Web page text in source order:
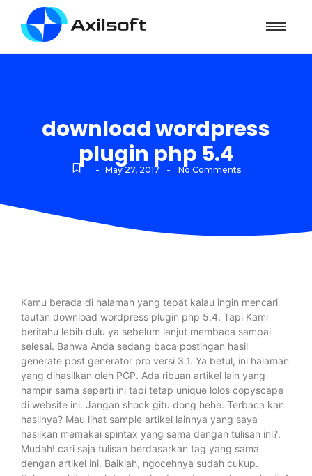
download wordpress
plugin php 5.4
- May 27, 2017 - No Comments
Kamu berada di halaman yang tepat kalau ingin mencari
tautan download wordpress plugin php 5.4. Tapi Kami
beritahu lebih dulu ya sebelum lanjut membaca sampai
selesai. Bahwa Anda sedang baca postingan hasil
generate post generator pro versi 3.1. Ya betul, ini halaman
yang dihasilkan oleh PGP. Ada ribuan artikel lain yang
hampir sama seperti ini tapi tetap unique lolos copyscape
di website ini. Jangan shock gitu dong hehe. Terbaca kan
hasilnya? Mau lihat sample artikel lainnya yang saya
hasilkan memakai spintax yang sama dengan tulisan ini?.
Mudah! cari saja tulisan berdasarkan tag yang sama
dengan artikel ini. Baiklah, ngocehnya sudah cukup.